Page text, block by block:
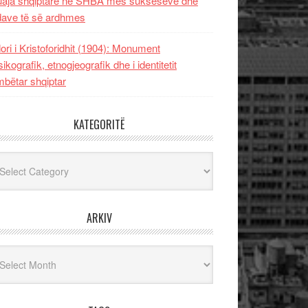
të së ardhmes
i Kristoforidhit (1904): Monument
etnogjeografik dhe i identitetit
shqiptar
KATEGORITË
ARKIV